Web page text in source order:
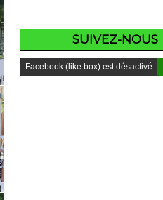
SUIVEZ-NOUS
Facebook (like box) est désactivé.